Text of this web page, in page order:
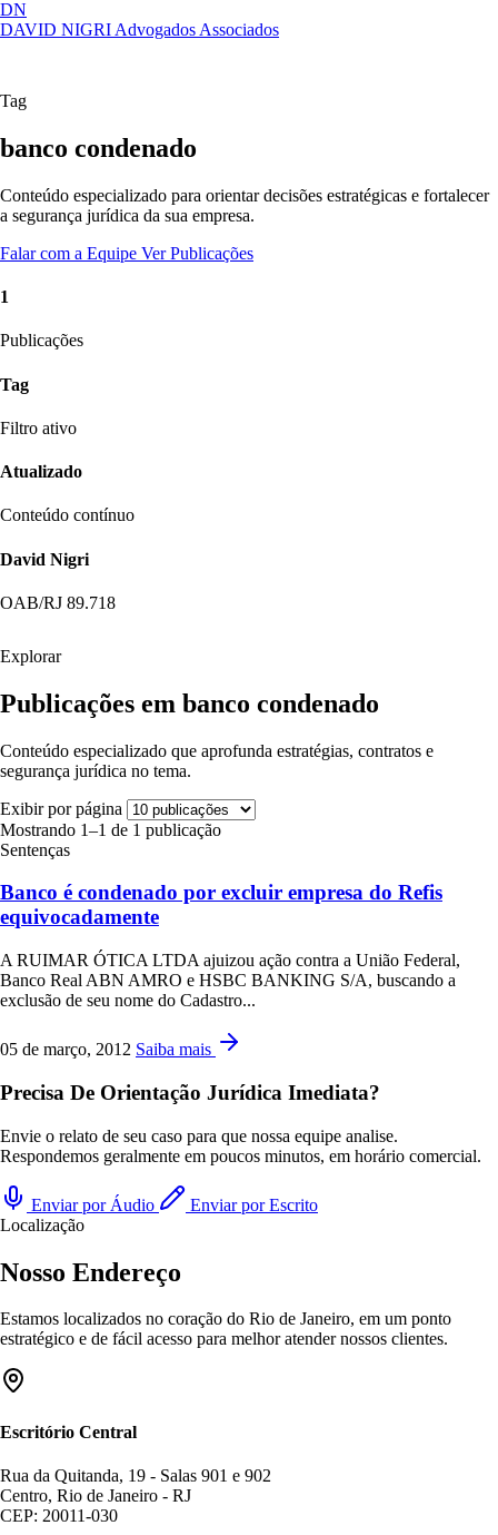
DN
DAVID NIGRI Advogados Associados
Artigos, sentenças, áreas de atuação,
Tag
banco condenado
Conteúdo especializado para orientar decisões estratégicas e fortalecer
a segurança jurídica da sua empresa.
Falar com a Equipe Ver Publicações
1
Publicações
Tag
Filtro ativo
Atualizado
Conteúdo contínuo
David Nigri
OAB/RJ 89.718
Explorar
Publicações em banco condenado
Conteúdo especializado que aprofunda estratégias, contratos e
segurança jurídica no tema.
Exibir por página
Mostrando 1–1 de 1 publicação
Sentenças
Banco é condenado por excluir empresa do Refis
equivocadamente
A RUIMAR ÓTICA LTDA ajuizou ação contra a União Federal,
Banco Real ABN AMRO e HSBC BANKING S/A, buscando a
exclusão de seu nome do Cadastro...
05 de março, 2012 Saiba mais
Precisa De Orientação Jurídica Imediata?
Envie o relato de seu caso para que nossa equipe analise.
Respondemos geralmente em poucos minutos, em horário comercial.
Enviar por Áudio
Enviar por Escrito
Localização
Nosso Endereço
Estamos localizados no coração do Rio de Janeiro, em um ponto
estratégico e de fácil acesso para melhor atender nossos clientes.
Escritório Central
Rua da Quitanda, 19 - Salas 901 e 902
Centro, Rio de Janeiro - RJ
CEP: 20011-030